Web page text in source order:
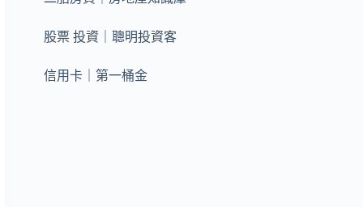
股票 投資｜聰明投資客
信用卡｜第一桶金